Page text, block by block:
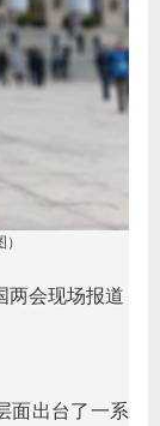
两会现场报道
面出台了一系